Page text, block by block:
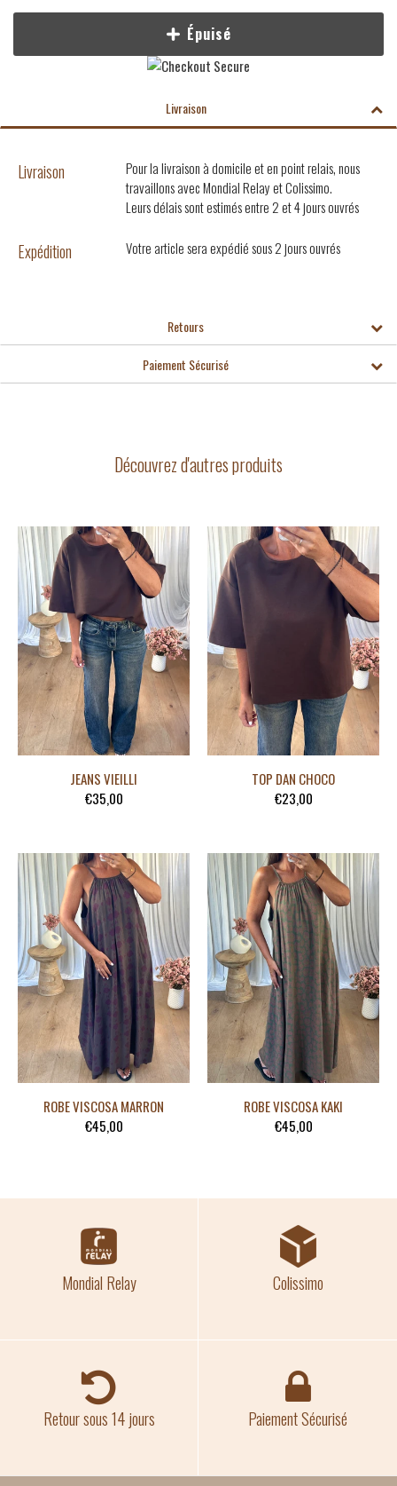
Épuisé
Livraison
Livraison
Pour la livraison à domicile et en point relais, nous
travaillons avec Mondial Relay et Colissimo.
Leurs délais sont estimés entre 2 et 4 jours ouvrés
Expédition Votre article sera expédié sous 2 jours ouvrés
Retours
Paiement Sécurisé
Découvrez d'autres produits
JEANS VIEILLI
€35,00
TOP DAN CHOCO
€23,00
ROBE VISCOSA MARRON
€45,00
ROBE VISCOSA KAKI
€45,00
Mondial Relay Colissimo
Retour sous 14 jours Paiement Sécurisé